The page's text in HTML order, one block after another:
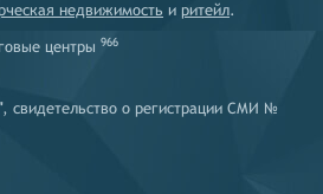
недвижимость и ритейл.
центры 966
, свидетельство о регистрации СМИ №